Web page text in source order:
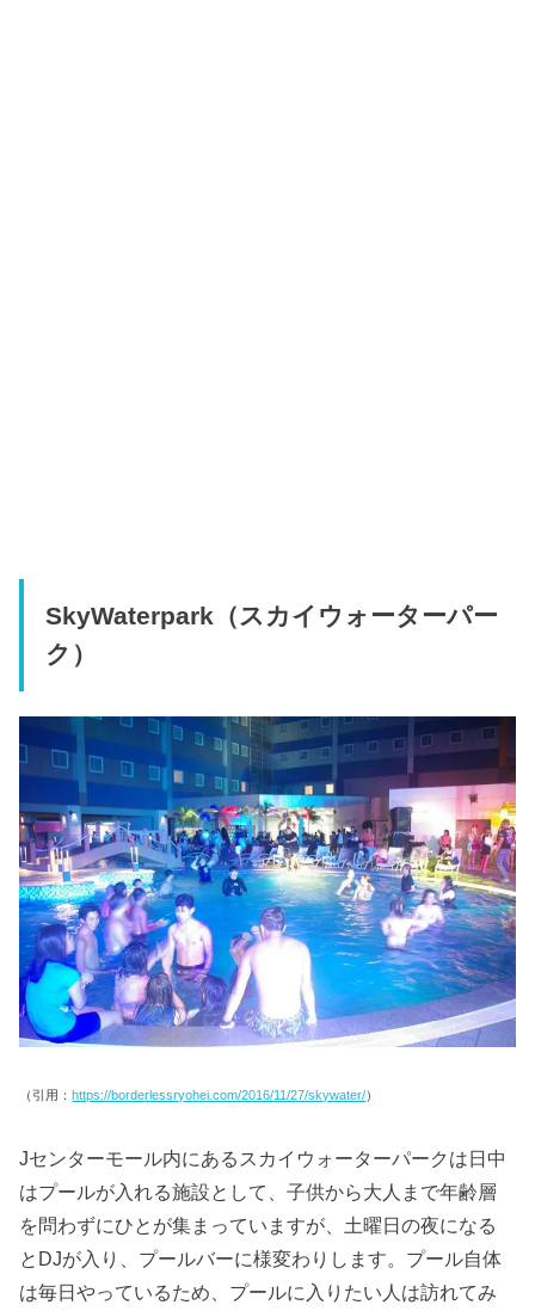
SkyWaterpark（スカイウォーターパー
ク）
（引用： https://borderlessryohei.com/2016/11/27/skywater/）
Jセンターモール内にあるスカイウォーターパークは日中
はプールが入れる施設として、子供から大人まで年齢層
を問わずにひとが集まっていますが、土曜日の夜になる
とDJが入り、プールバーに様変わりします。プール自体
は毎日やっているため、プールに入りたい人は訪れてみ